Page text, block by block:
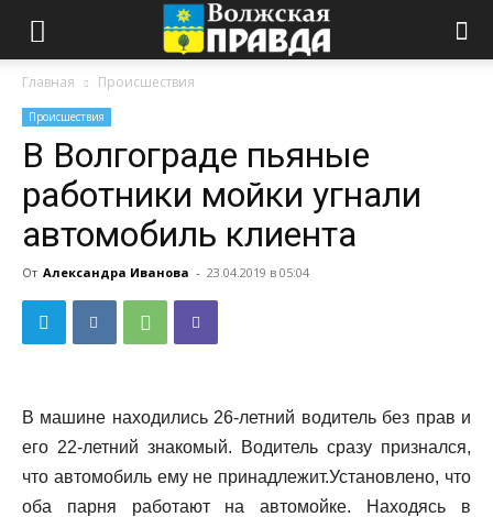
Главная Происшествия
Происшествия
В Волгограде пьяные
работники мойки угнали
автомобиль клиента
От Александра Иванова - 23.04.2019 в 05:04
В машине находились 26-летний водитель без прав и
его 22-летний знакомый. Водитель сразу признался,
что автомобиль ему не принадлежит.Установлено, что
оба парня работают на автомойке. Находясь в